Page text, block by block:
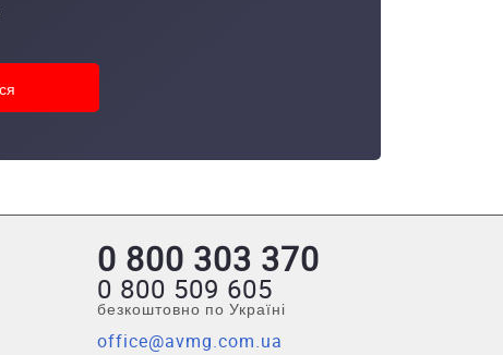
0 800 303 370
0 800 509 605
безкоштовно по Україні
office@avmg.com.ua